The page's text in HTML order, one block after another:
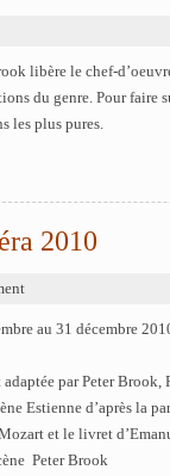
libère le chef-
du genre. Pour faire
les plus pures.
2010
au 31 décembre
par Peter Brook,
Estienne d’après la
et le livret
Peter Brook